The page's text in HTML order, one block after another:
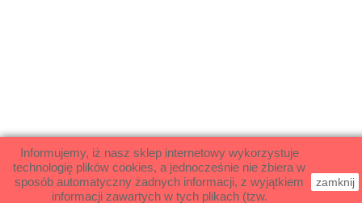
Informujemy, iż nasz sklep internetowy wykorzystuje
technologię plików cookies, a jednocześnie nie zbiera w
sposób automatyczny żadnych informacji, z wyjątkiem
informacji zawartych w tych plikach (tzw.
zamknij